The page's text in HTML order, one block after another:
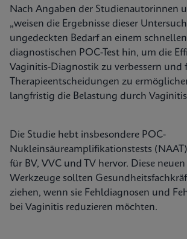
Nach Angaben der Studienautorinnen
„weisen die Ergebnisse dieser
ungedeckten Bedarf an einem
diagnostischen POC-Test hin, um die
Vaginitis-Diagnostik zu verbessern und
Therapieentscheidungen zu
langfristig die Belastung durch
Die Studie hebt insbesondere POC-
Nukleinsäureamplifikationstests
für BV, VVC und TV hervor. Diese
Werkzeuge sollten
ziehen, wenn sie Fehldiagnosen und
bei Vaginitis reduzieren möchten.